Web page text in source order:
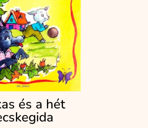
és a hét